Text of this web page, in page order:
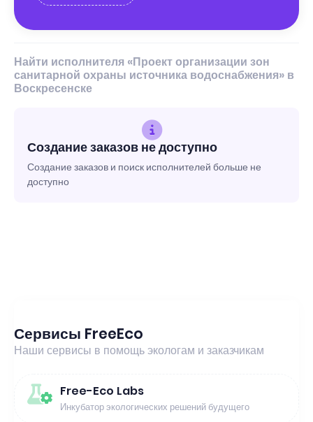
Найти исполнителя «Проект организации зон
санитарной охраны источника водоснабжения» в
Воскресенске
Создание заказов не доступно
Создание заказов и поиск исполнителей больше не
доступно
Сервисы FreeEco
Наши сервисы в помощь экологам и заказчикам
Free-Eco Labs
Инкубатор экологических решений будущего